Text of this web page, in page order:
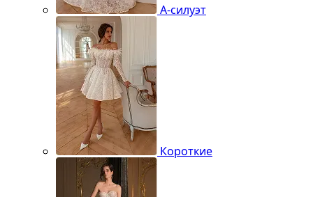
А-силуэт
Короткие